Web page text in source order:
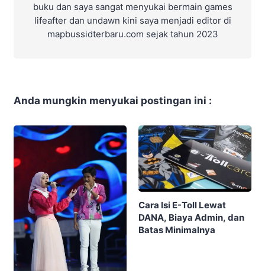
buku dan saya sangat menyukai bermain games
lifeafter dan undawn kini saya menjadi editor di
mapbussidterbaru.com sejak tahun 2023
Anda mungkin menyukai postingan ini :
Cara Isi E-Toll Lewat
DANA, Biaya Admin, dan
Batas Minimalnya